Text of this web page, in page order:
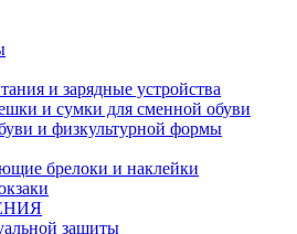
и зарядные устройства
и сумки для сменной обуви
и физкультурной формы
брелоки и наклейки
защиты